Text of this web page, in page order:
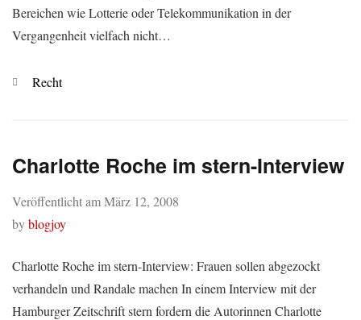
Bereichen wie Lotterie oder Telekommunikation in der
Vergangenheit vielfach nicht…
Kategorien
Recht
Charlotte Roche im stern-Interview
Veröffentlicht amMärz 12, 2008
byblogjoy
Charlotte Roche im stern-Interview: Frauen sollen abgezockt
verhandeln und Randale machen In einem Interview mit der
Hamburger Zeitschrift stern fordern die Autorinnen Charlotte